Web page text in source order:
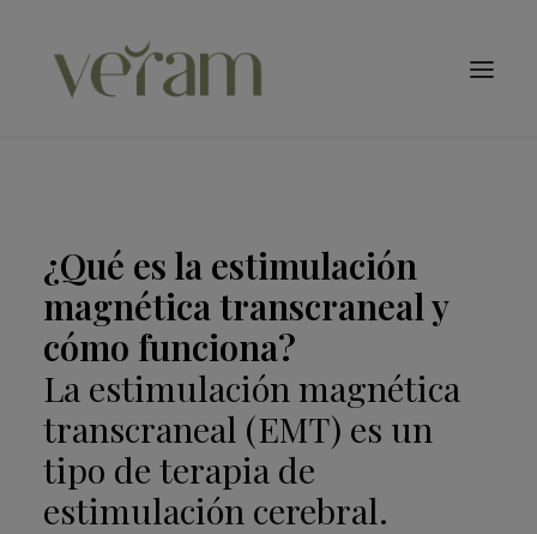
Blog
Contacto
Citas
Buscar
¿Qué es la estimulación
magnética transcraneal y
cómo funciona?
La estimulación magnética
transcraneal (EMT) es un
tipo de terapia de
estimulación cerebral.